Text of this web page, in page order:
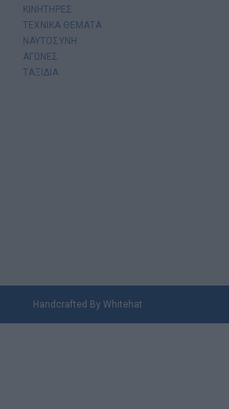
ΚΙΝΗΤΗΡΕΣ
ΤΕΧΝΙΚΑ ΘΕΜΑΤΑ
ΝΑΥΤΟΣΥΝΗ
ΑΓΩΝΕΣ
ΤΑΞΙΔΙΑ
Handcrafted By Whitehat